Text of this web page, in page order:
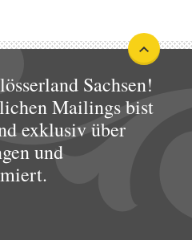
Sachsen!
Mailings bist
exklusiv über
und